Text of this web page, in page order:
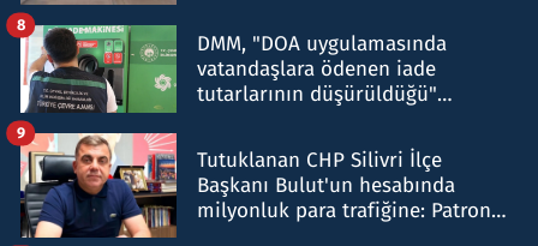
DMM, "DOA uygulamasında
vatandaşlara ödenen iade
tutarlarının düşürüldüğü"
8
Tutuklanan CHP Silivri İlçe
Başkanı Bulut'un hesabında
milyonluk para trafiğine: Patron
9